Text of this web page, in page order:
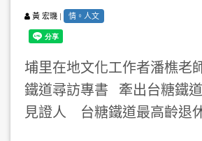
黃 宏璣 | 情。人文
埔里在地文化工作者潘樵老
鐵道尋訪專書 牽出台糖鐵
見證人 台糖鐵道最高齡退